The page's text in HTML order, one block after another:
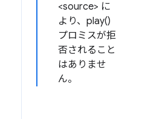
<source> に
より、play()
プロミスが拒
否されること
はありませ
ん。